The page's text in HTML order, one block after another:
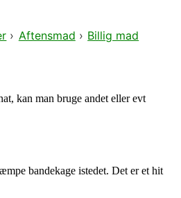
› Aftensmad › Billig mad